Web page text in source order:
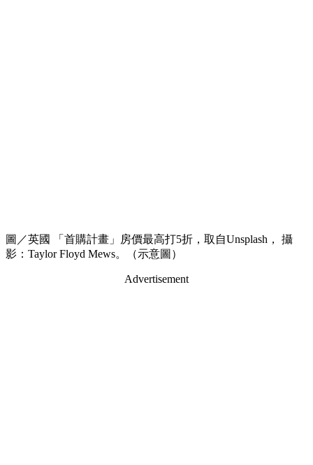
圖／英國 「首購計畫」房價最高打5折，取自Unsplash， 攝
影：Taylor Floyd Mews。（示意圖）
Advertisement